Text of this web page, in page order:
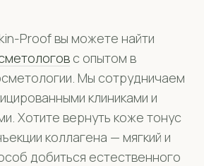
Proof вы можете найти
с опытом в
Мы сотрудничаем
клиниками и
Хотите вернуть коже тонус
коллагена — мягкий и
добиться естественного